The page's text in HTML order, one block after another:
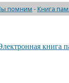
помним - Книга
книга